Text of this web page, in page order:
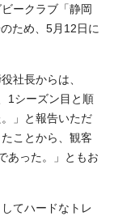
ークラブ「静岡
ため、5月12日に
社長からは、
1シーズン目と順
」と報告いただ
ことから、観客
あった。」ともお
てハードなトレ